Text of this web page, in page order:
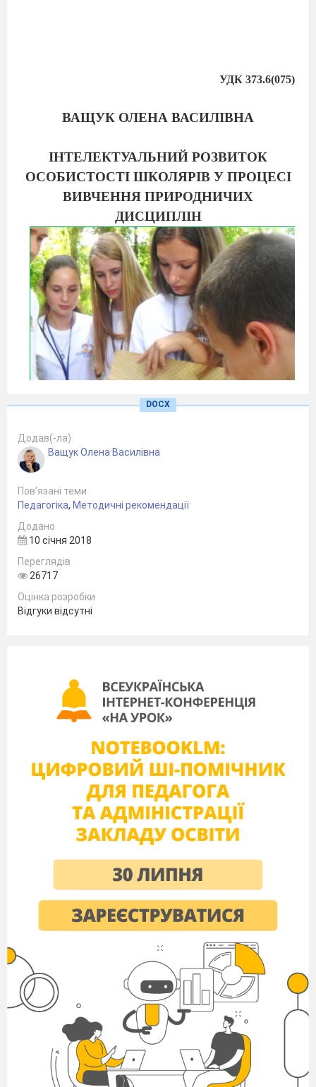
УДК 373.6(075)
ВАЩУК ОЛЕНА ВАСИЛІВНА
ІНТЕЛЕКТУАЛЬНИЙ РОЗВИТОК
ОСОБИСТОСТІ ШКОЛЯРІВ У ПРОЦЕСІ
ВИВЧЕННЯ ПРИРОДНИЧИХ
ДИСЦИПЛІН
Житомир – 2017
УДК 373.6(075)
Рекомендовано до друку кафедрою педагогіки
Житомирського державного університету імені Івана
Франка (протокол №4від04.10.2017р.)
Антонова О. Є
. – доктор педагогічних
наук, професор кафедри педагогіки
ЖДУ імені Івана Франка
Павленко В.В.– кандидат
педагогічних наук, доцент кафедри
педагогіки ЖДУ імені Івана Франка
Ващук О.В. Інтелектуальний розвиток
DOCX
Додав(-ла)
Ващук Олена Василівна
Пов’язані теми
Педагогіка, Методичні рекомендації
Додано
10 січня 2018
Переглядів
26717
Оцінка розробки
Відгуки відсутні